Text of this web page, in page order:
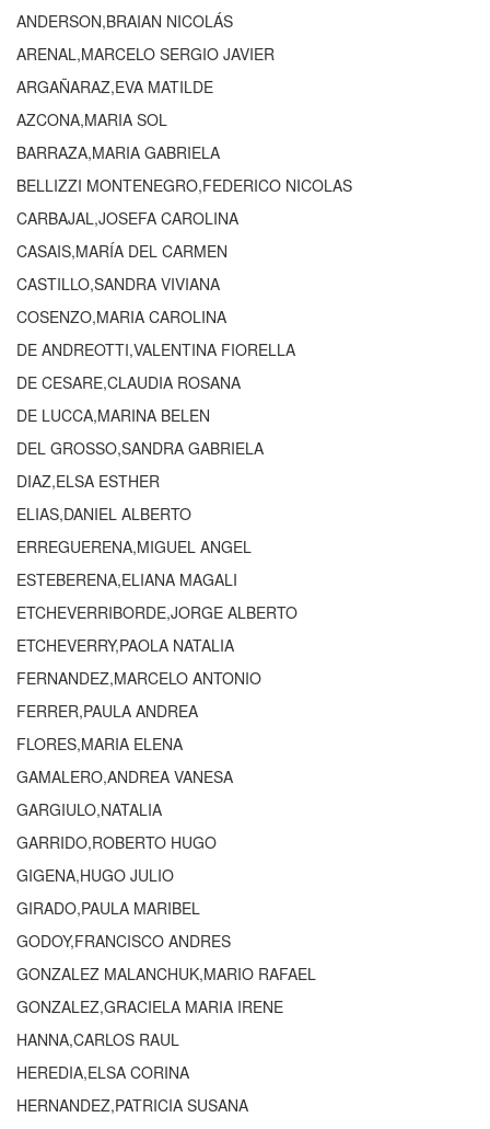
ANDERSON,BRAIAN NICOLÁS
ARENAL,MARCELO SERGIO JAVIER
ARGAÑARAZ,EVA MATILDE
AZCONA,MARIA SOL
BARRAZA,MARIA GABRIELA
BELLIZZI MONTENEGRO,FEDERICO NICOLAS
CARBAJAL,JOSEFA CAROLINA
CASAIS,MARÍA DEL CARMEN
CASTILLO,SANDRA VIVIANA
COSENZO,MARIA CAROLINA
DE ANDREOTTI,VALENTINA FIORELLA
DE CESARE,CLAUDIA ROSANA
DE LUCCA,MARINA BELEN
DEL GROSSO,SANDRA GABRIELA
DIAZ,ELSA ESTHER
ELIAS,DANIEL ALBERTO
ERREGUERENA,MIGUEL ANGEL
ESTEBERENA,ELIANA MAGALI
ETCHEVERRIBORDE,JORGE ALBERTO
ETCHEVERRY,PAOLA NATALIA
FERNANDEZ,MARCELO ANTONIO
FERRER,PAULA ANDREA
FLORES,MARIA ELENA
GAMALERO,ANDREA VANESA
GARGIULO,NATALIA
GARRIDO,ROBERTO HUGO
GIGENA,HUGO JULIO
GIRADO,PAULA MARIBEL
GODOY,FRANCISCO ANDRES
GONZALEZ MALANCHUK,MARIO RAFAEL
GONZALEZ,GRACIELA MARIA IRENE
HANNA,CARLOS RAUL
HEREDIA,ELSA CORINA
HERNANDEZ,PATRICIA SUSANA